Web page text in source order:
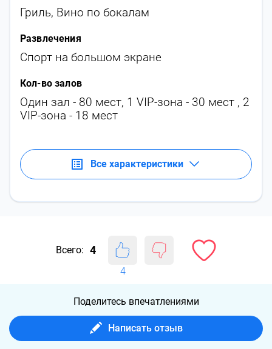
Гриль, Вино по бокалам
Развлечения
Спорт на большом экране
Кол-во залов
Один зал - 80 мест, 1 VIP-зона - 30 мест , 2
VIP-зона - 18 мест
Все характеристики
Всего: 4
4
Поделитесь впечатлениями
Написать отзыв